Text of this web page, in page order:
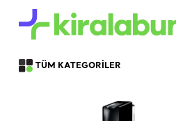
TÜM KATEGORİLER